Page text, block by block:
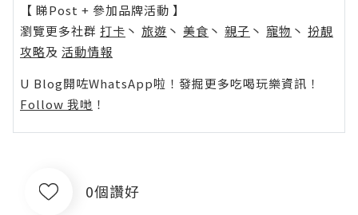
【 睇Post + 參加品牌活動 】
瀏覽更多社群 打卡 丶 旅遊 丶 美食 丶 親子 丶 寵物 丶 扮靚
攻略及 活動情報
U Blog開咗WhatsApp啦！發掘更多吃喝玩樂資訊！
Follow 我哋 ！
0個讚好